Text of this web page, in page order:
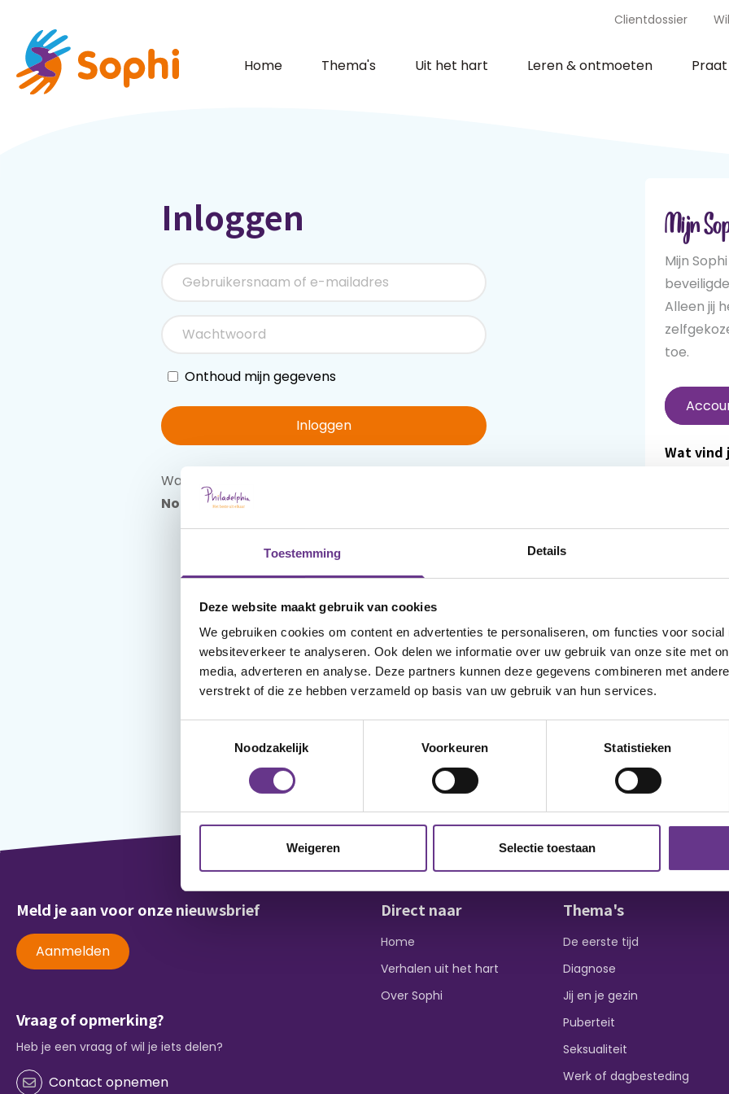
Toestemming Details
Deze website maakt gebruik van cookies
We gebruiken cookies om content en advertenties te personaliseren, om functies voor social
websiteverkeer te analyseren. Ook delen we informatie over uw gebruik van onze site met
media, adverteren en analyse. Deze partners kunnen deze gegevens combineren met
verstrekt of die ze hebben verzameld op basis van uw gebruik van hun services.
Noodzakelijk
Voorkeuren Statistieken
Weigeren Selectie toestaan
Clientdossier
Home Thema's Uit het hart Leren & ontmoeten
Inloggen
Onthoud mijn gegevens
Inloggen
Wachtwoord vergeten?
Nog geen account?
Mijn
Mijn
Alleen jij
toe.
Wat vind
en
favoriet
Wanneer
reageren
Meld je aan voor onze nieuwsbrief
Aanmelden
Vraag of opmerking?
Heb je een vraag of wil je iets delen?
Contact opnemen
Direct naar
Home
Verhalen uit het hart
Over Sophi
Thema's
De eerste tijd
Diagnose
Jij en je gezin
Puberteit
Seksualiteit
Werk of dagbesteding